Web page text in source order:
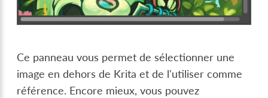
Ce panneau vous permet de sélectionner une
image en dehors de Krita et de l'utiliser comme
référence. Encore mieux, vous pouvez